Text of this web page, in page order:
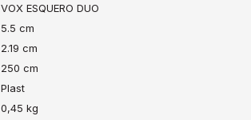
VOX ESQUERO DUO
5.5 cm
2.19 cm
250 cm
Plast
0,45 kg